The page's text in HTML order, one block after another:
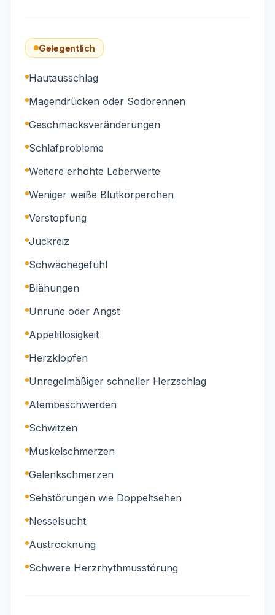
Gelegentlich
Hautausschlag
Magendrücken oder Sodbrennen
Geschmacksveränderungen
Schlafprobleme
Weitere erhöhte Leberwerte
Weniger weiße Blutkörperchen
Verstopfung
Juckreiz
Schwächegefühl
Blähungen
Unruhe oder Angst
Appetitlosigkeit
Herzklopfen
Unregelmäßiger schneller Herzschlag
Atembeschwerden
Schwitzen
Muskelschmerzen
Gelenkschmerzen
Sehstörungen wie Doppeltsehen
Nesselsucht
Austrocknung
Schwere Herzrhythmusstörung